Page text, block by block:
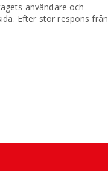
användare och
Efter stor respons från